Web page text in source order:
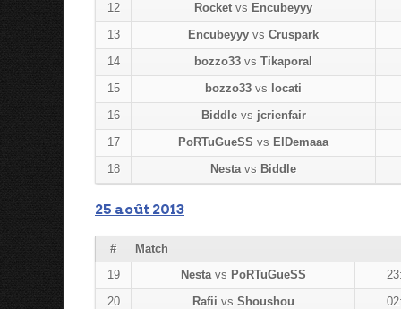
12
Rocketvs Encubeyyy
13
Encubeyyy vs Cruspark
14
bozzo33 vs Tikaporal
15
bozzo33 vs locati
16
Biddlevs jcrienfair
17
PoRTuGueSS vs ElDemaaa
18
Nestavs Biddle
25 août 2013
#
Match
19
Nestavs PoRTuGueSS
20
Rafii vs Shoushou